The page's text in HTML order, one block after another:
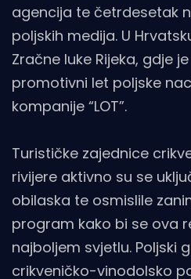
agencija te četrdesetak
poljskih medija. U
Zračne luke Rijeka, gdje
promotivni let poljske
kompanije “LOT”.
Turističke zajednice
rivijere aktivno su se
obilaska te osmislile
program kako bi se ova
najboljem svjetlu. Poljski
crikveničko-vinodolsko